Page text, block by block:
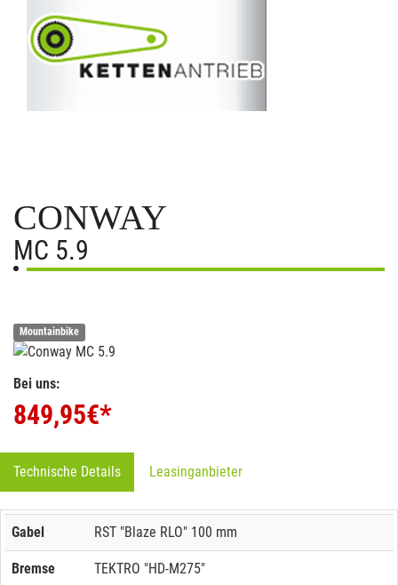
CONWAY
MC 5.9
Mountainbike
Bei uns:
849,95€*
Technische Details Leasinganbieter
Gabel RST "Blaze RLO" 100 mm
Bremse TEKTRO "HD-M275"